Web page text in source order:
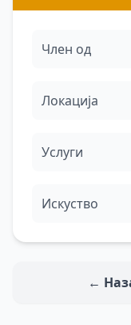
Член од
Локација
Услуги
Искуство
←